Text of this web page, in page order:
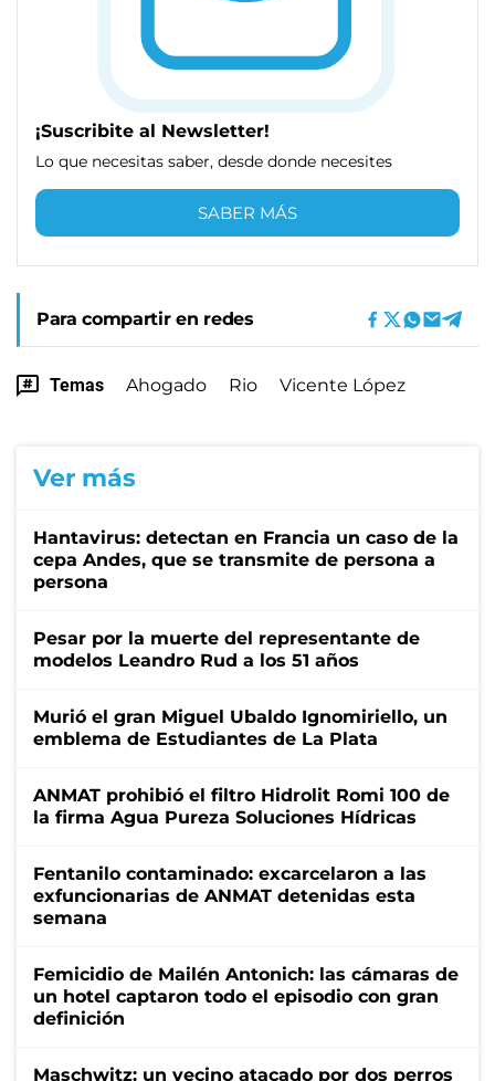
¡Suscribite al Newsletter!
Lo que necesitas saber, desde donde necesites
SABER MÁS
Para compartir en redes
Temas Ahogado Rio Vicente López
Ver más
Hantavirus: detectan en Francia un caso de la
cepa Andes, que se transmite de persona a
persona
Pesar por la muerte del representante de
modelos Leandro Rud a los 51 años
Murió el gran Miguel Ubaldo Ignomiriello, un
emblema de Estudiantes de La Plata
ANMAT prohibió el filtro Hidrolit Romi 100 de
la firma Agua Pureza Soluciones Hídricas
Fentanilo contaminado: excarcelaron a las
exfuncionarias de ANMAT detenidas esta
semana
Femicidio de Mailén Antonich: las cámaras de
un hotel captaron todo el episodio con gran
definición
Maschwitz: un vecino atacado por dos perros